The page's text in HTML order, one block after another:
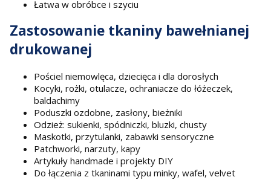
Łatwa w obróbce i szyciu
Zastosowanie tkaniny bawełnianej
drukowanej
Pościel niemowlęca, dziecięca i dla dorosłych
Kocyki, rożki, otulacze, ochraniacze do łóżeczek,
baldachimy
Poduszki ozdobne, zasłony, bieżniki
Odzież: sukienki, spódniczki, bluzki, chusty
Maskotki, przytulanki, zabawki sensoryczne
Patchworki, narzuty, kapy
Artykuły handmade i projekty DIY
Do łączenia z tkaninami typu minky, wafel, velvet